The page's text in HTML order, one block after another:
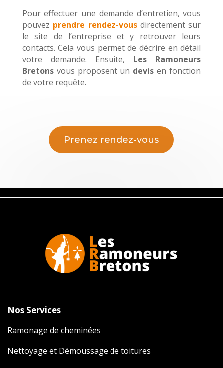
Pour effectuer une demande d’entretien, vous
pouvez prendre rendez-vousdirectement sur
le site de l’entreprise et y retrouver leurs
contacts. Cela vous permet de décrire en détail
votre demande. Ensuite, Les Ramoneurs
Bretonsvous proposent un devis en fonction
de votre requête.
Prenez rendez-vous
Nos Services
Ramonage de cheminées
Nettoyage et Démoussage de toitures